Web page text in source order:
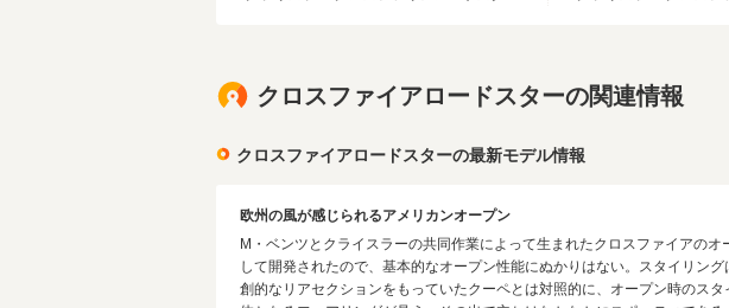
クロスファイアロードスターの関連情報
クロスファイアロードスターの最新モデル情報
欧州の風が感じられるアメリカンオープン
M・ベンツとクライスラーの共同作業によって生まれたクロスファイアの
して開発されたので、基本的なオープン性能にぬかりはない。スタイリン
創的なリアセクションをもっていたクーペとは対照的に、オープン時のス